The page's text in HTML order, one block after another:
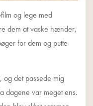
og lege med
dem at vaske hænder,
for dem og putte
og det passede mig
dagene var meget ens.